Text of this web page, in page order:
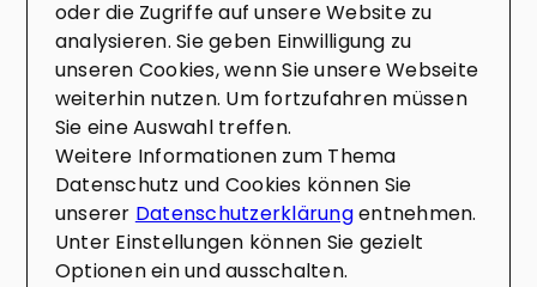
E-Mail*
Telefon
oder die Zugriffe auf unsere Website zu
analysieren. Sie geben Einwilligung zu
unseren Cookies, wenn Sie unsere Webseite
weiterhin nutzen. Um fortzufahren müssen
Sie eine Auswahl treffen.
Weitere Informationen zum Thema
Datenschutz und Cookies können Sie
unserer Datenschutzerklärungentnehmen.
Unter Einstellungen können Sie gezielt
Optionen ein und ausschalten.